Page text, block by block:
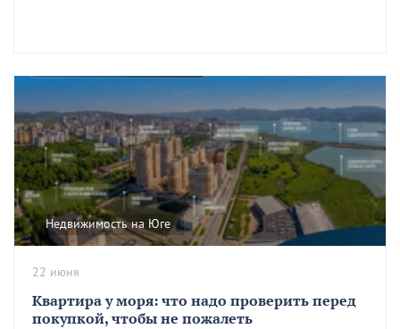
Недвижимость на Юге
Квартира у моря: что надо проверить перед
покупкой, чтобы не пожалеть
22 июня